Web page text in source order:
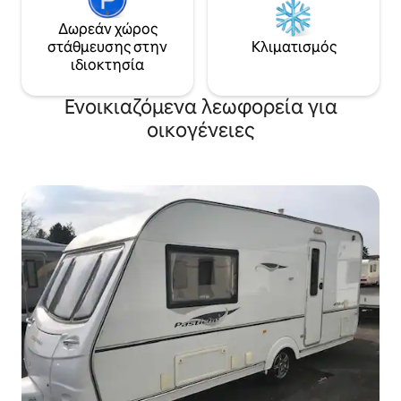
Δωρεάν χώρος
στάθμευσης στην
ιδιοκτησία
Κλιματισμός
Ενοικιαζόμενα λεωφορεία για
οικογένειες